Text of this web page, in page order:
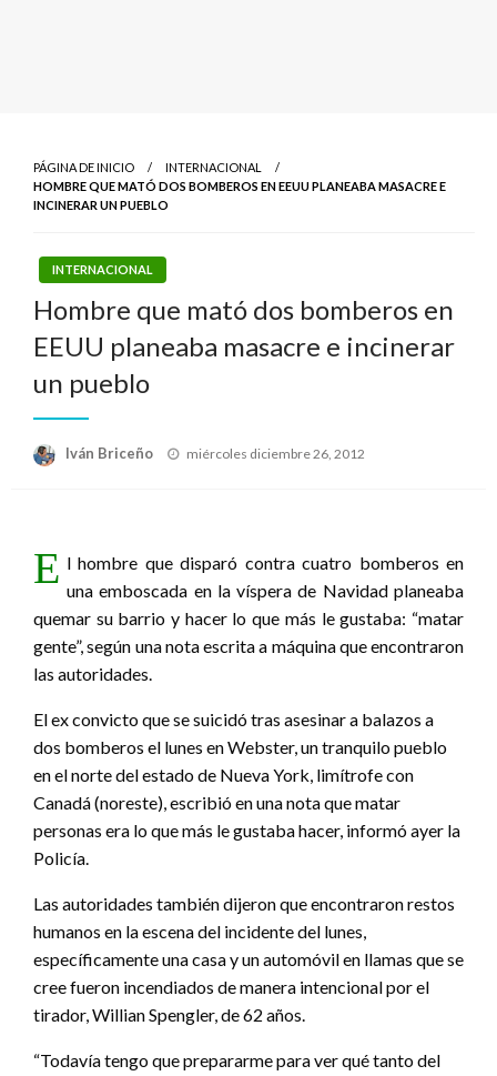
PÁGINA DE INICIO
INTERNACIONAL
HOMBRE QUE MATÓ DOS BOMBEROS EN EEUU PLANEABA MASACRE E
INCINERAR UN PUEBLO
INTERNACIONAL
Hombre que mató dos bomberos en
EEUU planeaba masacre e incinerar
un pueblo
Iván Briceño
Publicado
miércoles diciembre 26, 2012
E l hombre que disparó contra cuatro bomberos en
una emboscada en la víspera de Navidad planeaba
quemar su barrio y hacer lo que más le gustaba: “matar
gente”, según una nota escrita a máquina que encontraron
las autoridades.
El ex convicto que se suicidó tras asesinar a balazos a
dos bomberos el lunes en Webster, un tranquilo pueblo
en el norte del estado de Nueva York, limítrofe con
Canadá (noreste), escribió en una nota que matar
personas era lo que más le gustaba hacer, informó ayer la
Policía.
Las autoridades también dijeron que encontraron restos
humanos en la escena del incidente del lunes,
específicamente una casa y un automóvil en llamas que se
cree fueron incendiados de manera intencional por el
tirador, Willian Spengler, de 62 años.
“Todavía tengo que prepararme para ver qué tanto del